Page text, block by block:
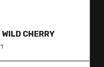
CHERRY